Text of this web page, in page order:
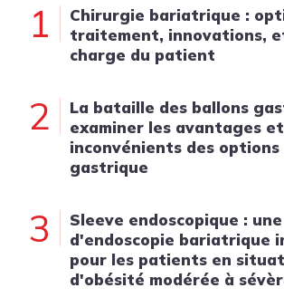
1
Chirurgie bariatrique :
traitement, innovations,
charge du patient
2
La bataille des ballons
examiner les avantages
inconvénients des options
gastrique
3
Sleeve endoscopique :
d'endoscopie bariatrique
pour les patients en
d'obésité modérée à